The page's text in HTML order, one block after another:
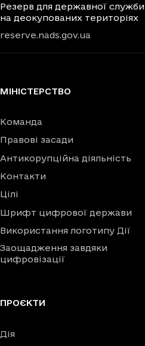
Резерв для державної служби
на деокупованих територіях
reserve.nads.gov.ua
МІНІСТЕРСТВО
Команда
Правові засади
Антикорупційна діяльність
Контакти
Цілі
Шрифт цифрової держави
Використання логотипу Дії
Заощадження завдяки
цифровізації
ПРОЄКТИ
Дія